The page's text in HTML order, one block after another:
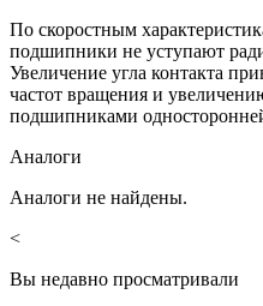
По скоростным
подшипники не уступают
Увеличение угла контакта
частот вращения и
подшипниками
Аналоги
Аналоги не найдены.
<
Вы недавно просматривали